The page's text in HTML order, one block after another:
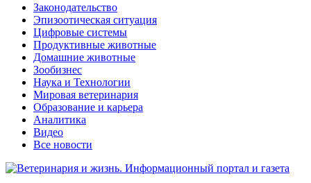
Законодательство
Эпизоотическая ситуация
Цифровые системы
Продуктивные животные
Домашние животные
Зообизнес
Наука и Технологии
Мировая ветеринария
Образование и карьера
Аналитика
Видео
Все новости